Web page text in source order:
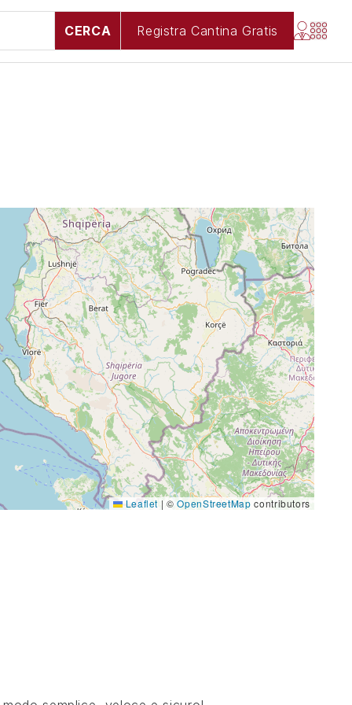
CERCA Registra Cantina Gratis
Leaflet | ©OpenStreetMap contributors